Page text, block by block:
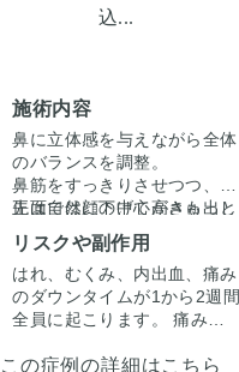
込...
施術内容
鼻に立体感を与えながら全体
のバランスを調整。
鼻筋をすっきりさせつつ、鼻
先は自然に下げて高さも出し
ました。
正面では顔の中心がきゅっと
引き締まり、横顔では鼻筋か
ら鼻先へのラインが美しく整
いました。
リスクや副作用
はれ、むくみ、内出血、痛み
のダウンタイムが1から2週間
全員に起こります。 痛みは3
生活。 1週間くらいすると押
この症例の詳細はこちら